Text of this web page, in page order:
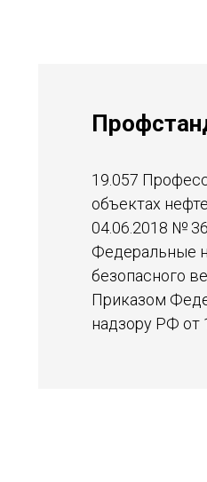
19.057
объектах
04.06.2018 №
Федеральные
безопасного
Приказом
надзору РФ от